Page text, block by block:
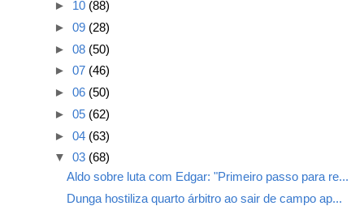
► 10 (88)
► 09 (28)
► 08 (50)
► 07 (46)
► 06 (50)
► 05 (62)
► 04 (63)
▼ 03 (68)
Aldo sobre luta com Edgar: "Primeiro passo para re...
Dunga hostiliza quarto árbitro ao sair de campo ap...